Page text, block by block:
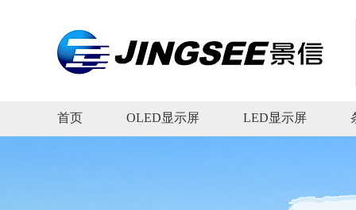
首页 OLED显示屏 LED显示屏